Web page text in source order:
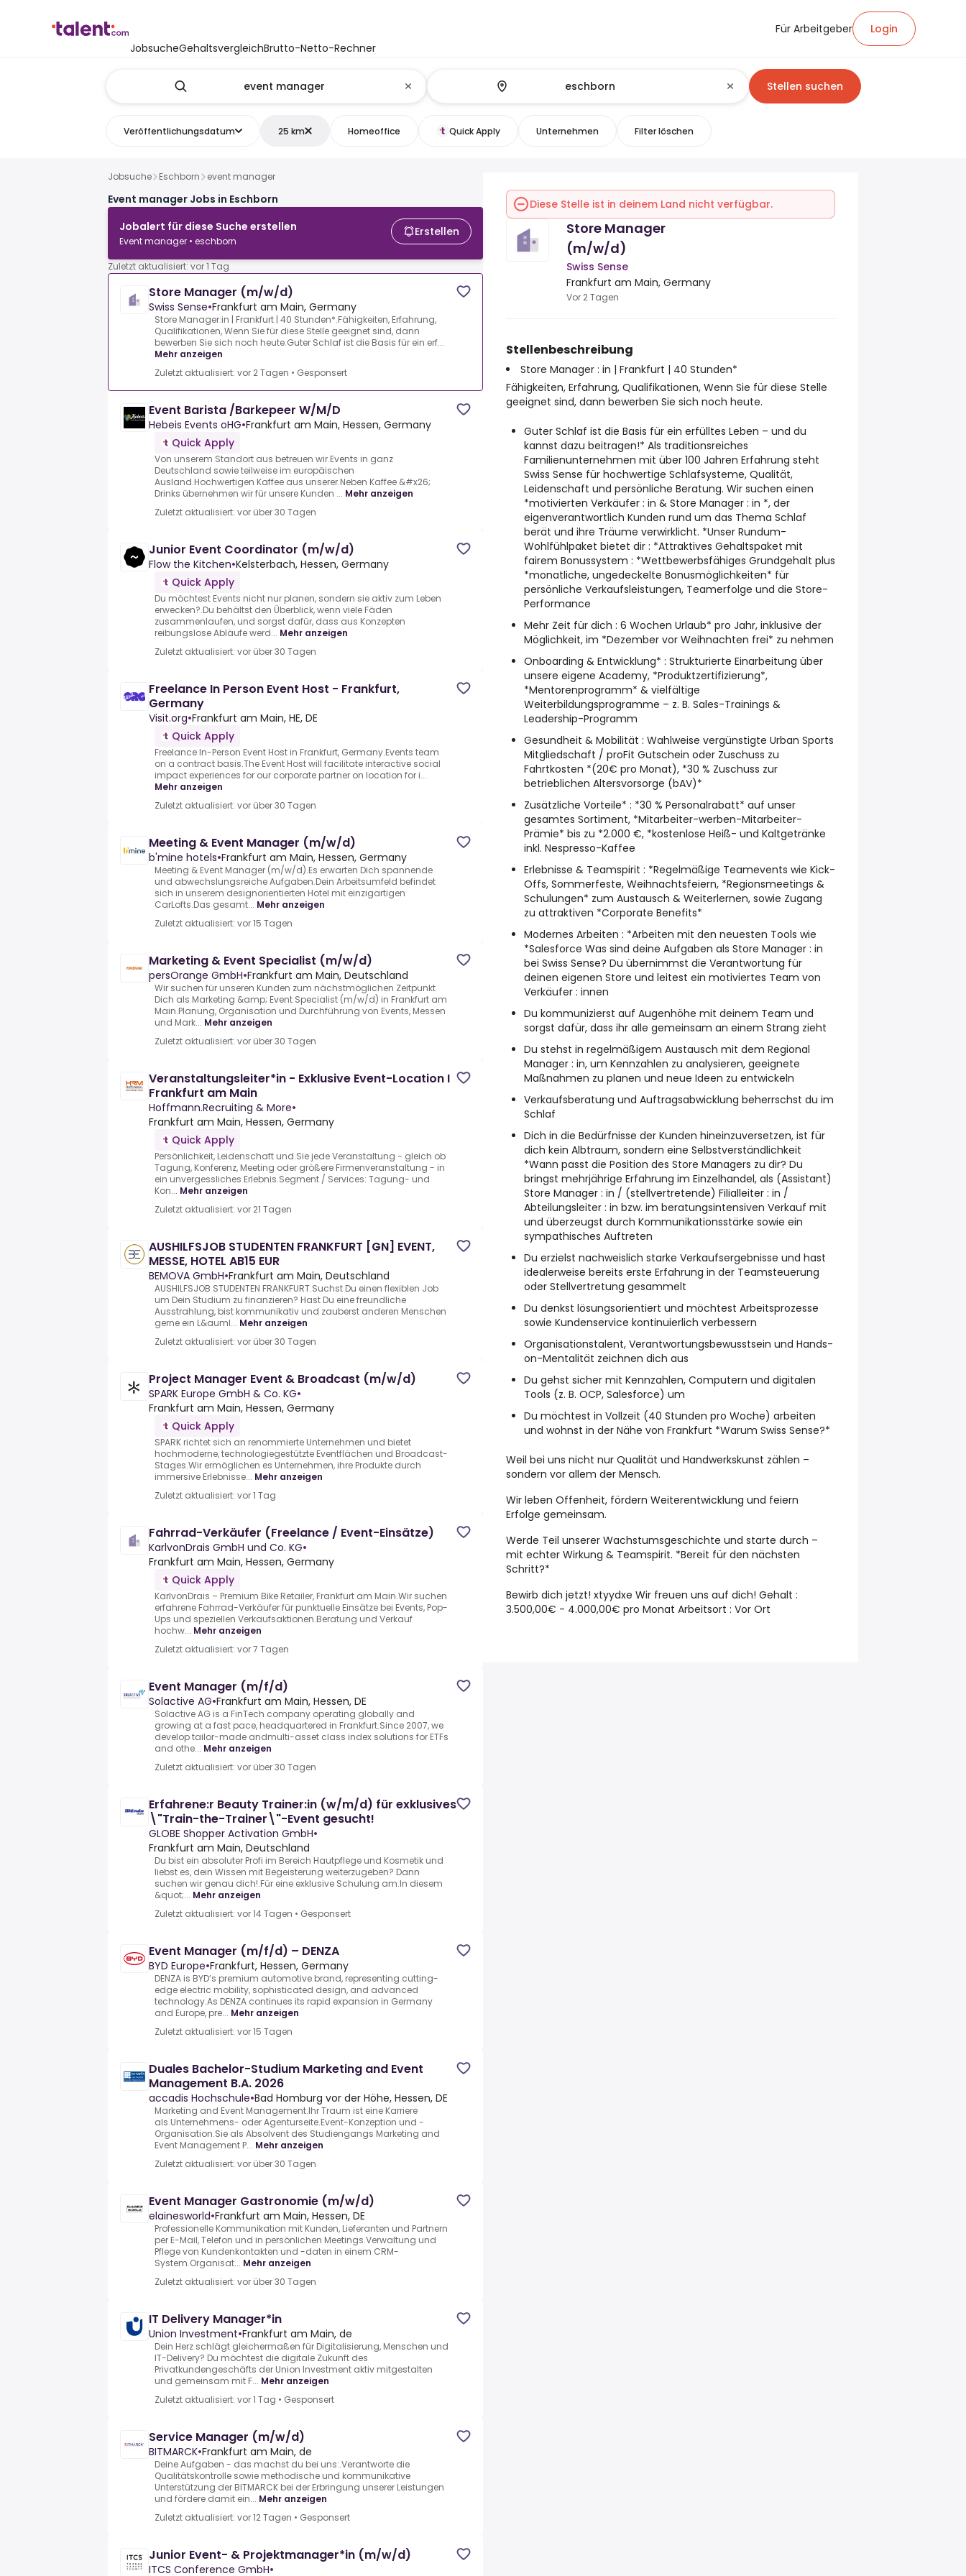
JobsucheGehaltsvergleichBrutto-Netto-Rechner
Für Arbeitgeber Login
Stellen suchen
Veröffentlichungsdatum 25 km Homeoffice Quick Apply Unternehmen Filter löschen
Jobsuche Eschborn event manager
Event manager Jobs in Eschborn
Jobalert für diese Suche erstellen
Event manager • eschborn
Erstellen
Zuletzt aktualisiert: vor 1 Tag
Store Manager (m/w/d)
Swiss Sense•Frankfurt am Main, Germany
Store Manager:in | Frankfurt | 40 Stunden*.Fähigkeiten, Erfahrung,
Qualifikationen, Wenn Sie für diese Stelle geeignet sind, dann
bewerben Sie sich noch heute.Guter Schlaf ist die Basis für ein erf...
Mehr anzeigen
Zuletzt aktualisiert: vor 2 Tagen • Gesponsert
Event Barista /Barkepeer W/M/D
Hebeis Events oHG•Frankfurt am Main, Hessen, Germany
Quick Apply
Von unserem Standort aus betreuen wir.Events in ganz
Deutschland sowie teilweise im europäischen
Ausland.Hochwertigen Kaffee aus unserer.Neben Kaffee &#x26;
Drinks übernehmen wir für unsere Kunden ... Mehr anzeigen
Zuletzt aktualisiert: vor über 30 Tagen
Junior Event Coordinator (m/w/d)
Flow the Kitchen•Kelsterbach, Hessen, Germany
Quick Apply
Du möchtest Events nicht nur planen, sondern sie aktiv zum Leben
erwecken?.Du behältst den Überblick, wenn viele Fäden
zusammenlaufen, und sorgst dafür, dass aus Konzepten
reibungslose Abläufe werd... Mehr anzeigen
Zuletzt aktualisiert: vor über 30 Tagen
Freelance In Person Event Host - Frankfurt,
Germany
Visit.org•Frankfurt am Main, HE, DE
Quick Apply
Freelance In-Person Event Host in Frankfurt, Germany.Events team
on a contract basis.The Event Host will facilitate interactive social
impact experiences for our corporate partner on location for i...
Mehr anzeigen
Zuletzt aktualisiert: vor über 30 Tagen
Meeting & Event Manager (m/w/d)
b'mine hotels•Frankfurt am Main, Hessen, Germany
Meeting & Event Manager (m/w/d).Es erwarten Dich spannende
und abwechslungsreiche Aufgaben.Dein Arbeitsumfeld befindet
sich in unserem designorientierten Hotel mit einzigartigen
CarLofts.Das gesamt... Mehr anzeigen
Zuletzt aktualisiert: vor 15 Tagen
Marketing & Event Specialist (m/w/d)
persOrange GmbH•Frankfurt am Main, Deutschland
Wir suchen für unseren Kunden zum nächstmöglichen Zeitpunkt
Dich als Marketing &amp; Event Specialist (m/w/d) in Frankfurt am
Main.Planung, Organisation und Durchführung von Events, Messen
und Mark... Mehr anzeigen
Zuletzt aktualisiert: vor über 30 Tagen
Veranstaltungsleiter*in - Exklusive Event-Location I
Frankfurt am Main
Hoffmann.Recruiting & More•
Frankfurt am Main, Hessen, Germany
Quick Apply
Persönlichkeit, Leidenschaft und.Sie jede Veranstaltung - gleich ob
Tagung, Konferenz, Meeting oder größere Firmenveranstaltung - in
ein unvergessliches Erlebnis.Segment / Services: Tagung- und
Kon... Mehr anzeigen
Zuletzt aktualisiert: vor 21 Tagen
AUSHILFSJOB STUDENTEN FRANKFURT [GN] EVENT,
MESSE, HOTEL AB15 EUR
BEMOVA GmbH•Frankfurt am Main, Deutschland
AUSHILFSJOB STUDENTEN FRANKFURT.Suchst Du einen flexiblen Job
um Dein Studium zu finanzieren? Hast Du eine freundliche
Ausstrahlung, bist kommunikativ und zauberst anderen Menschen
gerne ein L&auml... Mehr anzeigen
Zuletzt aktualisiert: vor über 30 Tagen
Project Manager Event & Broadcast (m/w/d)
SPARK Europe GmbH & Co. KG•
Frankfurt am Main, Hessen, Germany
Quick Apply
SPARK richtet sich an renommierte Unternehmen und bietet
hochmoderne, technologiegestützte Eventflächen und Broadcast-
Stages.Wir ermöglichen es Unternehmen, ihre Produkte durch
immersive Erlebnisse... Mehr anzeigen
Zuletzt aktualisiert: vor 1 Tag
Fahrrad-Verkäufer (Freelance / Event-Einsätze)
KarlvonDrais GmbH und Co. KG•
Frankfurt am Main, Hessen, Germany
Quick Apply
KarlvonDrais – Premium Bike Retailer, Frankfurt am Main.Wir suchen
erfahrene Fahrrad-Verkäufer für punktuelle Einsätze bei Events, Pop-
Ups und speziellen Verkaufsaktionen.Beratung und Verkauf
hochw... Mehr anzeigen
Zuletzt aktualisiert: vor 7 Tagen
Event Manager (m/f/d)
Solactive AG•Frankfurt am Main, Hessen, DE
Solactive AG is a FinTech company operating globally and
growing at a fast pace, headquartered in Frankfurt.Since 2007, we
develop tailor-made andmulti-asset class index solutions for ETFs
and othe... Mehr anzeigen
Zuletzt aktualisiert: vor über 30 Tagen
Erfahrene:r Beauty Trainer:in (w/m/d) für exklusives
\"Train-the-Trainer\"-Event gesucht!
GLOBE Shopper Activation GmbH•
Frankfurt am Main, Deutschland
Du bist ein absoluter Profi im Bereich Hautpflege und Kosmetik und
liebst es, dein Wissen mit Begeisterung weiterzugeben? Dann
suchen wir genau dich!.Für eine exklusive Schulung am.In diesem
&quot;... Mehr anzeigen
Zuletzt aktualisiert: vor 14 Tagen • Gesponsert
Event Manager (m/f/d) – DENZA
BYD Europe•Frankfurt, Hessen, Germany
DENZA is BYD’s premium automotive brand, representing cutting-
edge electric mobility, sophisticated design, and advanced
technology.As DENZA continues its rapid expansion in Germany
and Europe, pre... Mehr anzeigen
Zuletzt aktualisiert: vor 15 Tagen
Duales Bachelor-Studium Marketing and Event
Management B.A. 2026
accadis Hochschule•Bad Homburg vor der Höhe, Hessen, DE
Marketing and Event Management.Ihr Traum ist eine Karriere
als.Unternehmens- oder Agenturseite.Event-Konzeption und -
Organisation.Sie als Absolvent des Studiengangs Marketing and
Event Management P... Mehr anzeigen
Zuletzt aktualisiert: vor über 30 Tagen
Event Manager Gastronomie (m/w/d)
elainesworld•Frankfurt am Main, Hessen, DE
Professionelle Kommunikation mit Kunden, Lieferanten und Partnern
per E-Mail, Telefon und in persönlichen Meetings.Verwaltung und
Pflege von Kundenkontakten und -daten in einem CRM-
System.Organisat... Mehr anzeigen
Zuletzt aktualisiert: vor über 30 Tagen
IT Delivery Manager*in
Union Investment•Frankfurt am Main, de
Dein Herz schlägt gleichermaßen für Digitalisierung, Menschen und
IT-Delivery? Du möchtest die digitale Zukunft des
Privatkundengeschäfts der Union Investment aktiv mitgestalten
und gemeinsam mit F... Mehr anzeigen
Zuletzt aktualisiert: vor 1 Tag • Gesponsert
Service Manager (m/w/d)
BITMARCK•Frankfurt am Main, de
Deine Aufgaben - das machst du bei uns:.Verantworte die
Qualitätskontrolle sowie methodische und kommunikative
Unterstützung der BITMARCK bei der Erbringung unserer Leistungen
und fördere damit ein... Mehr anzeigen
Zuletzt aktualisiert: vor 12 Tagen • Gesponsert
Junior Event- & Projektmanager*in (m/w/d)
ITCS Conference GmbH•
Diese Stelle ist in deinem Land nicht verfügbar.
Store Manager
(m/w/d)
Swiss Sense
Frankfurt am Main, Germany
Vor 2 Tagen
Stellenbeschreibung
Store Manager : in | Frankfurt | 40 Stunden*
Fähigkeiten, Erfahrung, Qualifikationen, Wenn Sie für diese Stelle
geeignet sind, dann bewerben Sie sich noch heute.
Guter Schlaf ist die Basis für ein erfülltes Leben – und du
kannst dazu beitragen!* Als traditionsreiches
Familienunternehmen mit über 100 Jahren Erfahrung steht
Swiss Sense für hochwertige Schlafsysteme, Qualität,
Leidenschaft und persönliche Beratung. Wir suchen einen
*motivierten Verkäufer : in & Store Manager : in *, der
eigenverantwortlich Kunden rund um das Thema Schlaf
berät und ihre Träume verwirklicht. *Unser Rundum-
Wohlfühlpaket bietet dir : *Attraktives Gehaltspaket mit
fairem Bonussystem : *Wettbewerbsfähiges Grundgehalt plus
*monatliche, ungedeckelte Bonusmöglichkeiten* für
persönliche Verkaufsleistungen, Teamerfolge und die Store-
Performance
Mehr Zeit für dich : 6 Wochen Urlaub* pro Jahr, inklusive der
Möglichkeit, im *Dezember vor Weihnachten frei* zu nehmen
Onboarding & Entwicklung* : Strukturierte Einarbeitung über
unsere eigene Academy, *Produktzertifizierung*,
*Mentorenprogramm* & vielfältige
Weiterbildungsprogramme – z. B. Sales-Trainings &
Leadership-Programm
Gesundheit & Mobilität : Wahlweise vergünstigte Urban Sports
Mitgliedschaft / proFit Gutschein oder Zuschuss zu
Fahrtkosten *(20€ pro Monat), *30 % Zuschuss zur
betrieblichen Altersvorsorge (bAV)*
Zusätzliche Vorteile* : *30 % Personalrabatt* auf unser
gesamtes Sortiment, *Mitarbeiter-werben-Mitarbeiter-
Prämie* bis zu *2.000 €, *kostenlose Heiß- und Kaltgetränke
inkl. Nespresso-Kaffee
Erlebnisse & Teamspirit : *Regelmäßige Teamevents wie Kick-
Offs, Sommerfeste, Weihnachtsfeiern, *Regionsmeetings &
Schulungen* zum Austausch & Weiterlernen, sowie Zugang
zu attraktiven *Corporate Benefits*
Modernes Arbeiten : *Arbeiten mit den neuesten Tools wie
*Salesforce Was sind deine Aufgaben als Store Manager : in
bei Swiss Sense? Du übernimmst die Verantwortung für
deinen eigenen Store und leitest ein motiviertes Team von
Verkäufer : innen
Du kommunizierst auf Augenhöhe mit deinem Team und
sorgst dafür, dass ihr alle gemeinsam an einem Strang zieht
Du stehst in regelmäßigem Austausch mit dem Regional
Manager : in, um Kennzahlen zu analysieren, geeignete
Maßnahmen zu planen und neue Ideen zu entwickeln
Verkaufsberatung und Auftragsabwicklung beherrschst du im
Schlaf
Dich in die Bedürfnisse der Kunden hineinzuversetzen, ist für
dich kein Albtraum, sondern eine Selbstverständlichkeit
*Wann passt die Position des Store Managers zu dir? Du
bringst mehrjährige Erfahrung im Einzelhandel, als (Assistant)
Store Manager : in / (stellvertretende) Filialleiter : in /
Abteilungsleiter : in bzw. im beratungsintensiven Verkauf mit
und überzeugst durch Kommunikationsstärke sowie ein
sympathisches Auftreten
Du erzielst nachweislich starke Verkaufsergebnisse und hast
idealerweise bereits erste Erfahrung in der Teamsteuerung
oder Stellvertretung gesammelt
Du denkst lösungsorientiert und möchtest Arbeitsprozesse
sowie Kundenservice kontinuierlich verbessern
Organisationstalent, Verantwortungsbewusstsein und Hands-
on-Mentalität zeichnen dich aus
Du gehst sicher mit Kennzahlen, Computern und digitalen
Tools (z. B. OCP, Salesforce) um
Du möchtest in Vollzeit (40 Stunden pro Woche) arbeiten
und wohnst in der Nähe von Frankfurt *Warum Swiss Sense?*
Weil bei uns nicht nur Qualität und Handwerkskunst zählen –
sondern vor allem der Mensch.
Wir leben Offenheit, fördern Weiterentwicklung und feiern
Erfolge gemeinsam.
Werde Teil unserer Wachstumsgeschichte und starte durch –
mit echter Wirkung & Teamspirit. *Bereit für den nächsten
Schritt?*
Bewirb dich jetzt! xtyydxe Wir freuen uns auf dich! Gehalt :
3.500,00€ - 4.000,00€ pro Monat Arbeitsort : Vor Ort